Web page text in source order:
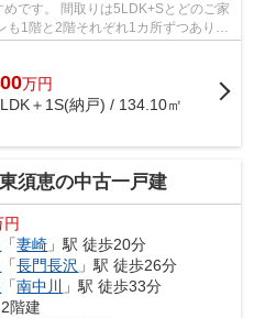
です。 間取りは5LDK+Sとどのご家
も1階と2階それぞれ1カ所ずつあり便
万円
＋1S(納戸) / 134.10㎡
須恵の中古一戸建
円
「妻崎 」駅 徒歩20分
「長門長沢 」駅 徒歩26分
「南中川
」駅 徒歩33分
階建